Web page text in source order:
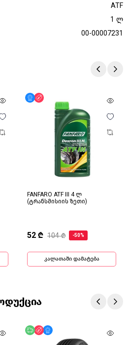
ATF
1 ლ
00-00007231
მხოლოდ ონლაინ
FANFARO ATF III 4 ლ
(ტრანსმისიის ზეთი)
52 ₾ 104 ₾ -50%
კალათაში დამატება
უფასო მიწოდება
ფასდაკლება